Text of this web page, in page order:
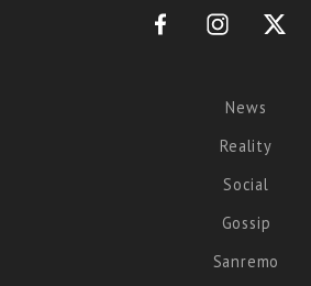
News
Reality
Social
Gossip
Sanremo